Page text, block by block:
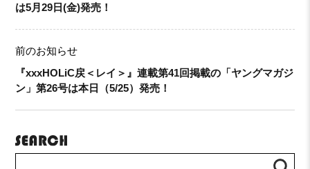
は5月29日(金)発売！
前のお知らせ
『xxxHOLiC戻＜レイ＞』連載第41回掲載の「ヤングマガジ
ン」第26号は本日（5/25）発売！